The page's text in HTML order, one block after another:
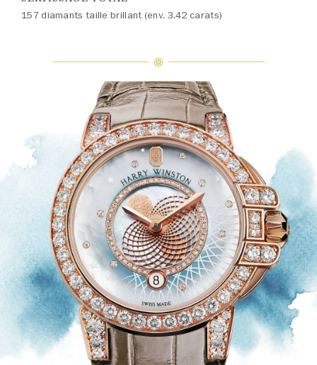
157 diamants taille brillant (env. 3.42 carats)